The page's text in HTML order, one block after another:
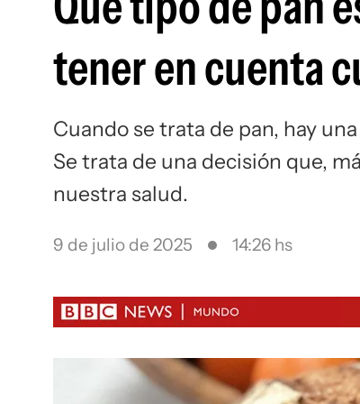
tener en cuenta
Cuando se trata de pan, hay
Se trata de una decisión que,
nuestra salud.
9 de julio de 2025 14:26 hs